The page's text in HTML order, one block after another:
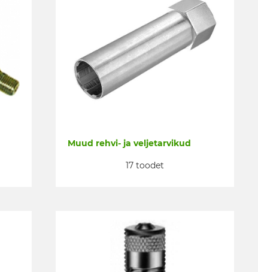
Muud rehvi- ja veljetarvikud
17 toodet